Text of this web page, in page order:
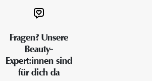
Fragen? Unsere
Beauty-
Expert:innen sind
für dich da